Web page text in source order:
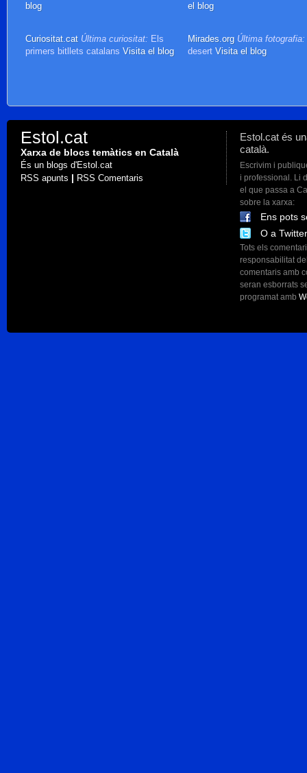
blog
el blog
Curiositat.cat Última curiositat: Els
primers bitllets catalans Visita el blog
Mirades.org Última fotografia:
desert Visita el blog
Estol.cat
Xarxa de blocs temàtics en Català
És un blogs d'Estol.cat
RSS apunts | RSS Comentaris
Estol.cat és
català.
Escrivim i
i professional. Li
el que passa a
sobre la xarxa:
Ens pots
O a Twitter
Tots els
responsabilitat
comentaris amb
seran esborrats
programat amb